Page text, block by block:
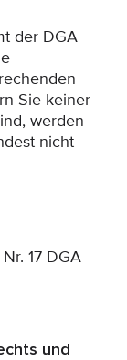
der DGA
Sie keiner
werden
nicht
17 DGA
und